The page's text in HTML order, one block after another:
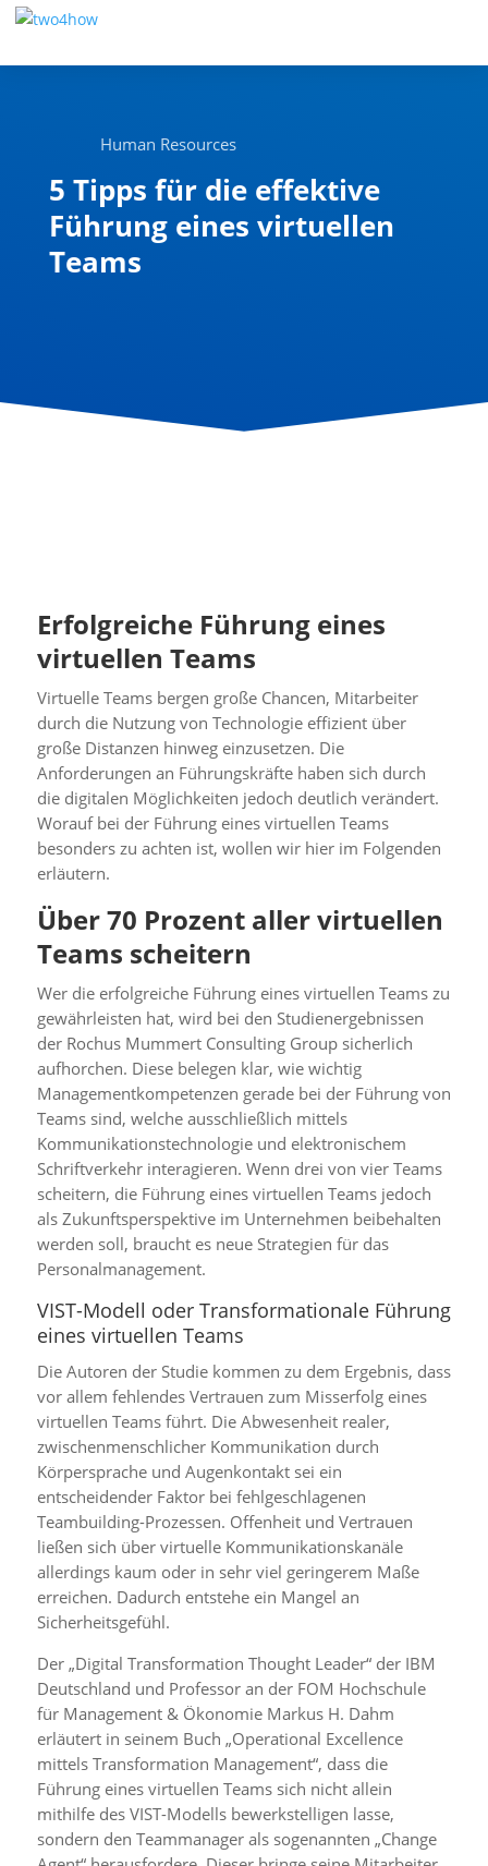
Human Resources
5 Tipps für die effektive
Führung eines virtuellen
Teams
Erfolgreiche Führung eines
virtuellen Teams
Virtuelle Teams bergen große Chancen, Mitarbeiter
durch die Nutzung von Technologie effizient über
große Distanzen hinweg einzusetzen. Die
Anforderungen an Führungskräfte haben sich durch
die digitalen Möglichkeiten jedoch deutlich verändert.
Worauf bei der Führung eines virtuellen Teams
besonders zu achten ist, wollen wir hier im Folgenden
erläutern.
Über 70 Prozent aller virtuellen
Teams scheitern
Wer die erfolgreiche Führung eines virtuellen Teams zu
gewährleisten hat, wird bei den Studienergebnissen
der Rochus Mummert Consulting Group sicherlich
aufhorchen. Diese belegen klar, wie wichtig
Managementkompetenzen gerade bei der Führung von
Teams sind, welche ausschließlich mittels
Kommunikationstechnologie und elektronischem
Schriftverkehr interagieren. Wenn drei von vier Teams
scheitern, die Führung eines virtuellen Teams jedoch
als Zukunftsperspektive im Unternehmen beibehalten
werden soll, braucht es neue Strategien für das
Personalmanagement.
VIST-Modell oder Transformationale Führung
eines virtuellen Teams
Die Autoren der Studie kommen zu dem Ergebnis, dass
vor allem fehlendes Vertrauen zum Misserfolg eines
virtuellen Teams führt. Die Abwesenheit realer,
zwischenmenschlicher Kommunikation durch
Körpersprache und Augenkontakt sei ein
entscheidender Faktor bei fehlgeschlagenen
Teambuilding-Prozessen. Offenheit und Vertrauen
ließen sich über virtuelle Kommunikationskanäle
allerdings kaum oder in sehr viel geringerem Maße
erreichen. Dadurch entstehe ein Mangel an
Sicherheitsgefühl.
Der „Digital Transformation Thought Leader“ der IBM
Deutschland und Professor an der FOM Hochschule
für Management & Ökonomie Markus H. Dahm
erläutert in seinem Buch „Operational Excellence
mittels Transformation Management“, dass die
Führung eines virtuellen Teams sich nicht allein
mithilfe des VIST-Modells bewerkstelligen lasse,
sondern den Teammanager als sogenannten „Change